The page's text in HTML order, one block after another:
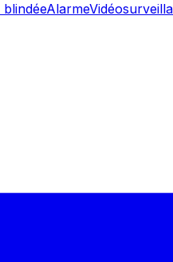
Alarme